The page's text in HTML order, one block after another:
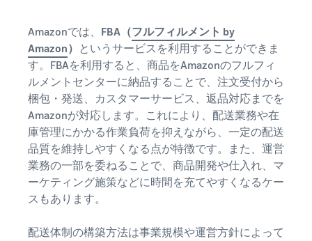
Amazonでは、 FBA（フルフィルメント by
Amazon） というサービスを利用することができま
す。FBAを利用すると、商品をAmazonのフルフィ
ルメントセンターに納品することで、注文受付から
梱包・発送、カスタマーサービス、返品対応までを
Amazonが対応します。これにより、配送業務や在
庫管理にかかる作業負荷を抑えながら、一定の配送
品質を維持しやすくなる点が特徴です。また、運営
業務の一部を委ねることで、商品開発や仕入れ、マ
ーケティング施策などに時間を充てやすくなるケー
スもあります。
配送体制の構築方法は事業規模や運営方針によって